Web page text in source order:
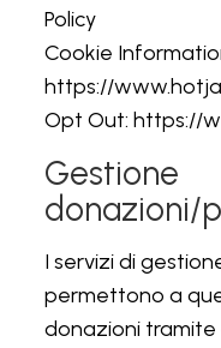
Policy
Cookie
https://
Opt Out: https://
Gestione
donazioni/
I servizi di
permettono a
donazioni